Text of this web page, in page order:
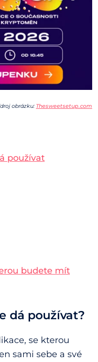
obrázku: Thesweetsetup.com
používat
budete mít
dá používat?
se kterou
sami sebe a své